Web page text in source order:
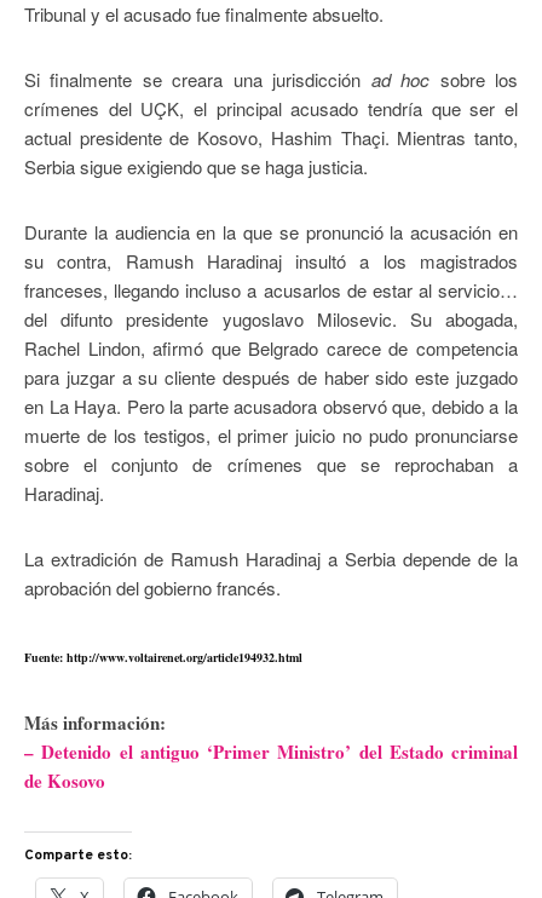
Tribunal y el acusado fue finalmente absuelto.
Si finalmente se creara una jurisdicción ad hoc sobre los
crímenes del UÇK, el principal acusado tendría que ser el
actual presidente de Kosovo, Hashim Thaçi. Mientras tanto,
Serbia sigue exigiendo que se haga justicia.
Durante la audiencia en la que se pronunció la acusación en
su contra, Ramush Haradinaj insultó a los magistrados
franceses, llegando incluso a acusarlos de estar al servicio…
del difunto presidente yugoslavo Milosevic. Su abogada,
Rachel Lindon, afirmó que Belgrado carece de competencia
para juzgar a su cliente después de haber sido este juzgado
en La Haya. Pero la parte acusadora observó que, debido a la
muerte de los testigos, el primer juicio no pudo pronunciarse
sobre el conjunto de crímenes que se reprochaban a
Haradinaj.
La extradición de Ramush Haradinaj a Serbia depende de la
aprobación del gobierno francés.
Fuente: http://www.voltairenet.org/article194932.html
Más información:
– Detenido el antiguo ‘Primer Ministro’ del Estado criminal
de Kosovo
Comparte esto: